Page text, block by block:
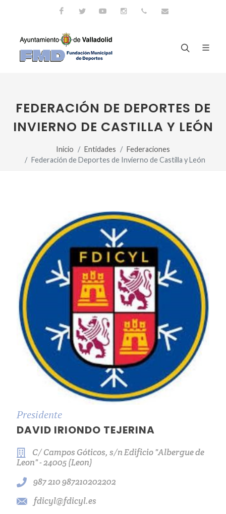
FacebookTwitterYoutubeInstagram983.426.305
FEDERACIÓN DE DEPORTES DE
INVIERNO DE CASTILLA Y LEÓN
Inicio Entidades
Federaciones
Federación de Deportes de Invierno de Castilla y León
Presidente
DAVID IRIONDO TEJERINA
C/ Campos Góticos, s/n Edificio "Albergue de
Leon" - 24005 (Leon)
987 210 987210202202
fdicyl@fdicyl.es